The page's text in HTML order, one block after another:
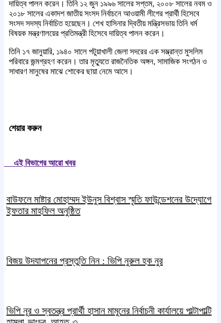
দায়িত্ব পালন করেন। তিনি ১২ জুন ১৯৯৬ সালের সপ্তম, ২০০৮ সালের নবম ও
২০১৮ সালের একাদশ জাতীয় সংসদ নির্বাচনে আওয়ামী লীগের প্রার্থী হিসেবে
সংসদ সদস্য নির্বাচিত হয়েছেন। শেখ হাসিনার দ্বিতীয় মন্ত্রিসভায় তিনি ধর্ম
বিষয়ক মন্ত্রণালয়ের প্রতিমন্ত্রী হিসেবে দায়িত্ব পালন করেন।
তিনি ১৭ জানুয়ারি, ১৯৪০ সালে পটুয়াখালী জেলা সদরের এক সম্ভ্রান্ত মুসলিম
পরিবারে জন্মগ্রহণ করেন। তার মৃত্যুতে রাজনৈতিক অঙ্গন, সামাজিক সংগঠন ও
সাধারণ মানুষের মাঝে শোকের ছায়া নেমে আসে।
শেয়ার করুন
এই বিভাগের আরো খবর
বাউফলে মাষ্টার মোহাম্মদ ইউনুস বিশ্বাস স্মৃতি ফাউন্ডেশনের উদ্যােগে
ইফতার মাহফিল অনুষ্ঠিত
বিজয় উদযাপনের প্রস্তুতি নিন : ভিপি নুরুল হক নুর
ভিপি নূর ও স্বতন্ত্র প্রার্থী হাসান মামুনের নির্বাচনী কার্যালয়ে পাল্টাপাল্টি